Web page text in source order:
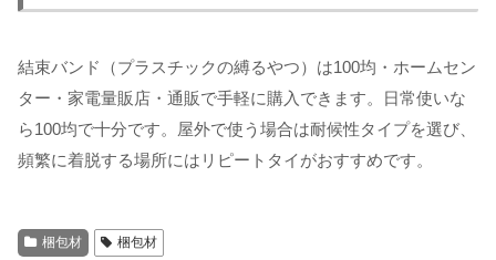
結束バンド（プラスチックの縛るやつ）は100均・ホームセン
ター・家電量販店・通販で手軽に購入できます。日常使いな
ら100均で十分です。屋外で使う場合は耐候性タイプを選び、
頻繁に着脱する場所にはリピートタイがおすすめです。
梱包材 梱包材